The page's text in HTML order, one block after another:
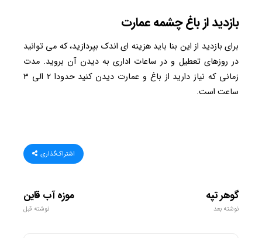
بازدید از باغ چشمه عمارت
برای بازدید از این بنا باید هزینه ای اندک بپردازید، که می توانید
در روزهای تعطیل و در ساعات اداری به دیدن آن بروید. مدت
زمانی که نیاز دارید از باغ و عمارت دیدن کنید حدودا ۲ الی ۳
ساعت است.
اشتراک‌گذاری
موزه آب قاین
نوشته قبل
گوهر تپه
نوشته بعد